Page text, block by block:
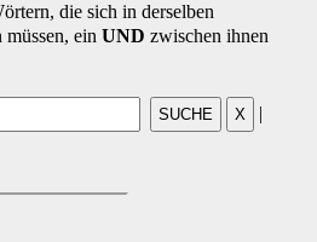
die sich in derselben
ein UND zwischen ihnen
|